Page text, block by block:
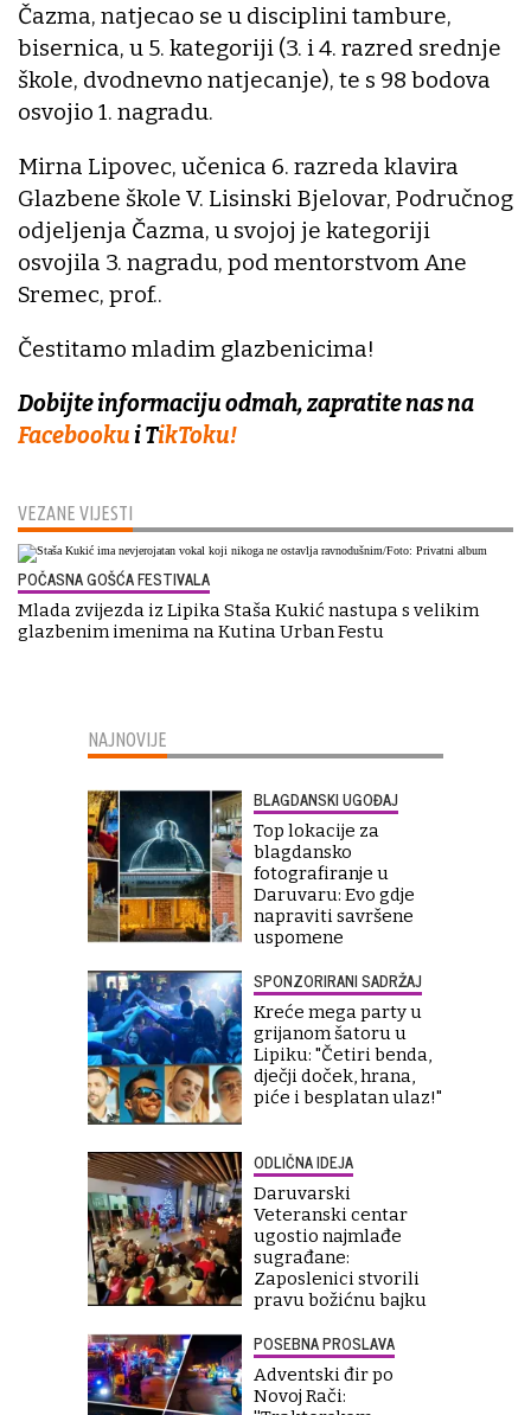
VEZANE VIJESTI
POČASNA GOŠĆA FESTIVALA
Mlada zvijezda iz Lipika Staša Kukić nastupa s velikim
glazbenim imenima na Kutina Urban Festu
Čazma, natjecao se u disciplini tambure,
bisernica, u 5. kategoriji (3. i 4. razred srednje
škole, dvodnevno natjecanje), te s 98 bodova
osvojio 1. nagradu.
Mirna Lipovec, učenica 6. razreda klavira
Glazbene škole V. Lisinski Bjelovar, Područnog
odjeljenja Čazma, u svojoj je kategoriji
osvojila 3. nagradu, pod mentorstvom Ane
Sremec, prof..
Čestitamo mladim glazbenicima!
Dobijte informaciju odmah, zapratite nas na
Facebookui TikToku!
NAJNOVIJE
BLAGDANSKI UGOĐAJ
Top lokacije za
blagdansko
fotografiranje u
Daruvaru: Evo gdje
napraviti savršene
uspomene
SPONZORIRANI SADRŽAJ
Kreće mega party u
grijanom šatoru u
Lipiku: "Četiri benda,
dječji doček, hrana,
piće i besplatan ulaz!"
ODLIČNA IDEJA
Daruvarski
Veteranski centar
ugostio najmlađe
sugrađane:
Zaposlenici stvorili
pravu božićnu bajku
POSEBNA PROSLAVA
Adventski đir po
Novoj Rači: